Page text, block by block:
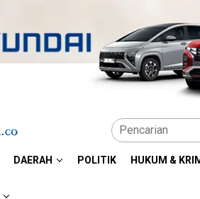
DAERAH POLITIK HUKUM &